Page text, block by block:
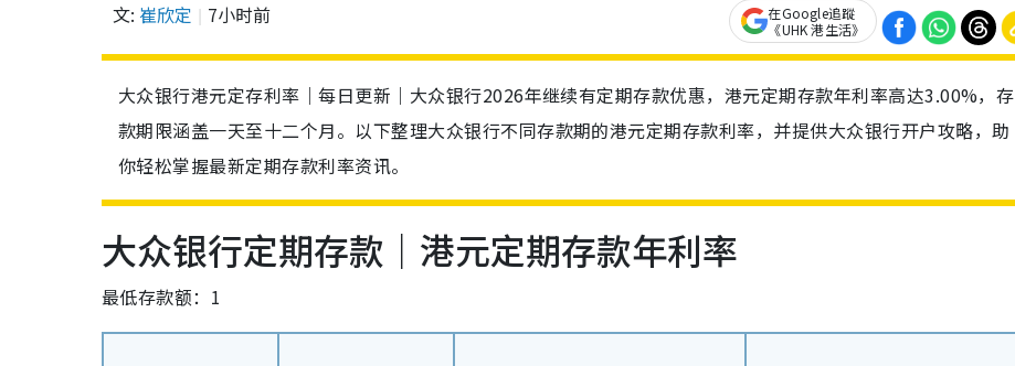
文: 崔欣定 7小时前
在Google追蹤
《UHK 港生活》
大众银行港元定存利率｜每日更新｜大众银行2026年继续有定期存款优惠，港元定期存款年利率高达3.00%，存
款期限涵盖一天至十二个月。以下整理大众银行不同存款期的港元定期存款利率，并提供大众银行开户攻略，助
你轻松掌握最新定期存款利率资讯。
大众银行定期存款｜港元定期存款年利率
最低存款额：1